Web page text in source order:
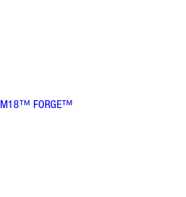
M18™ FORGE™